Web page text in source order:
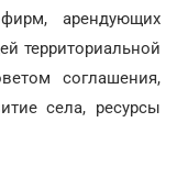
арендующих
территориальной
соглашения,
села, ресурсы